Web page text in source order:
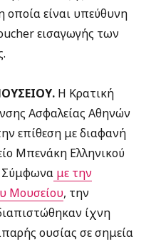
οποία είναι υπεύθυνη
εισαγωγής των
Η Κρατική
Ασφαλείας Αθηνών
επίθεση με διαφανή
Μπενάκη Ελληνικού
Σύμφωνα με την
Μουσείου, την
ίχνη
ουσίας σε σημεία